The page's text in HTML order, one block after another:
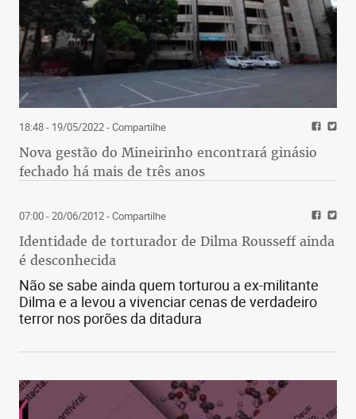
18:48 - 19/05/2022- Compartilhe
Nova gestão do Mineirinho encontrará ginásio
fechado há mais de três anos
07:00 - 20/06/2012- Compartilhe
Identidade de torturador de Dilma Rousseff ainda
é desconhecida
Não se sabe ainda quem torturou a ex-militante
Dilma e a levou a vivenciar cenas de verdadeiro
terror nos porões da ditadura